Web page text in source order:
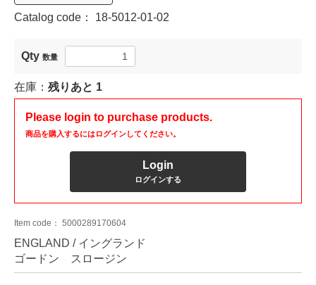
Catalog code： 18-5012-01-02
Qty 数量
在庫： 残りあと 1
Please login to purchase products.
商品を購入するにはログインしてください。
Login
ログインする
Item code： 5000289170604
ENGLAND / イングランド
ゴードン スロージン